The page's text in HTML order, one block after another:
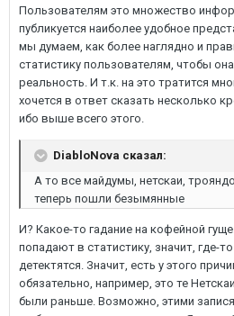
Пользователям это множество
публикуется наиболее удобное
мы думаем, как более наглядно и
статистику пользователям, чтобы
реальность. И т.к. на это тратится
хочется в ответ сказать несколько
ибо выше всего этого.
DiabloNova сказал:
А то все майдумы, нетскаи,
теперь пошли безымянные
И? Какое-то гадание на кофейной
попадают в статистику, значит, где-
детектятся. Значит, есть у этого
обязательно, например, это те
были раньше. Возможно, этими